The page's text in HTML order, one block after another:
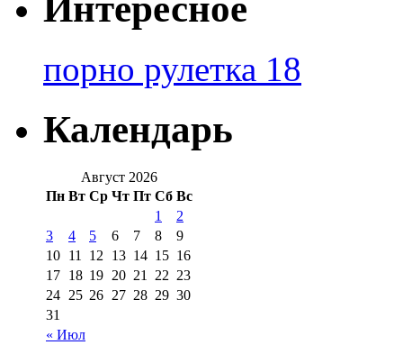
Интересное
порно рулетка 18
Календарь
Август 2026
Пн Вт Ср Чт Пт Сб Вс
« Июл
1
2
3
4 5 6 7 8
9
10 11 12 13 14 15 16
17 18 19 20 21 22 23
24 25 26 27 28 29 30
31